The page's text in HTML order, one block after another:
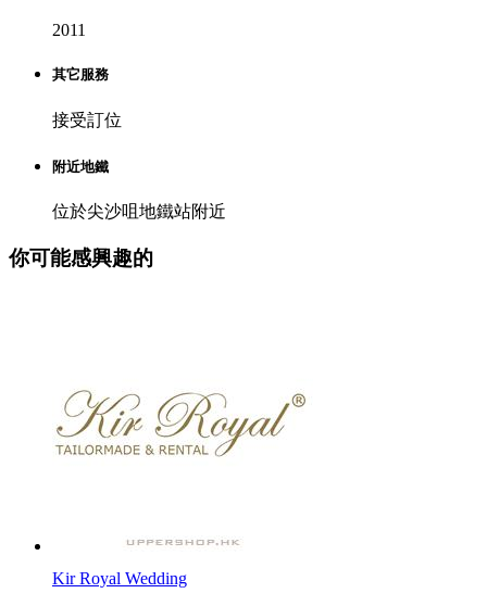
2011
其它服務
接受訂位
附近地鐵
位於尖沙咀地鐵站附近
你可能感興趣的
Kir Royal Wedding